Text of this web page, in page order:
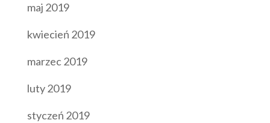
maj 2019
kwiecień 2019
marzec 2019
luty 2019
styczeń 2019